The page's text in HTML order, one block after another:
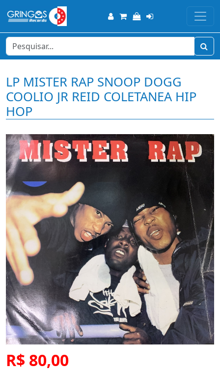
LP MISTER RAP SNOOP DOGG
COOLIO JR REID COLETANEA HIP
HOP
R$ 80,00